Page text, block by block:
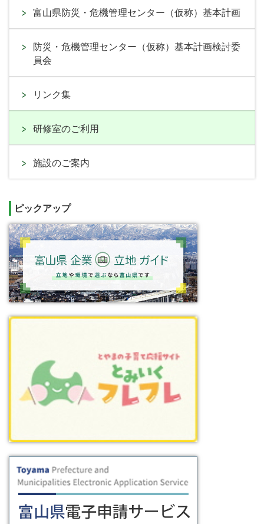
富山県防災・危機管理センター（仮称）基本計画
防災・危機管理センター（仮称）基本計画検討委
員会
リンク集
研修室のご利用
施設のご案内
ピックアップ